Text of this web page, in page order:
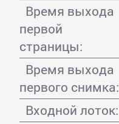
Время выхода
первой
страницы:
Время выхода
первого снимка:
Входной лоток: